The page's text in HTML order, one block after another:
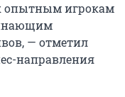
опытным игрокам
— отметил
направления